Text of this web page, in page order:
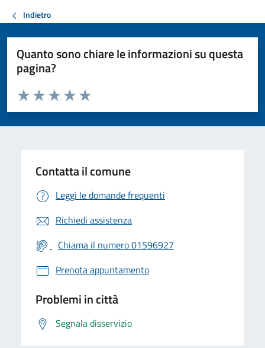
Indietro
Quanto sono chiare le informazioni su questa
pagina?
Valuta da 1 a 5 stelle la pagina
Valuta 5 stelle su 5
Valuta 4 stelle su 5
Valuta 3 stelle su 5
Valuta 2 stelle su 5
Valuta 1 stelle su 5
Contatta il comune
Leggi le domande frequenti
Richiedi assistenza
Chiama il numero 01596927
Prenota appuntamento
Problemi in città
Segnala disservizio